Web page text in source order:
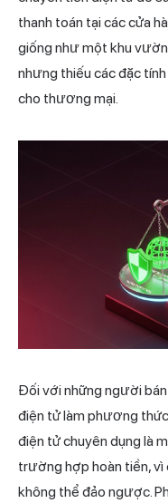
thanh toán tại các cửa
giống như một khu
nhưng thiếu các đặc
cho thương mại.
Đối với những người
điện tử làm phương
điện tử chuyên dụng là
trường hợp hoàn tiền, vì
không thể đảo ngược.